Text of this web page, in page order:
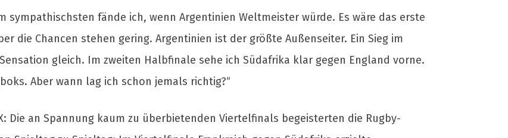
sympathischsten fände ich, wenn Argentinien Weltmeister würde. Es wäre das erste
die Chancen stehen gering. Argentinien ist der größte Außenseiter. Ein Sieg im
gleich. Im zweiten Halbfinale sehe ich Südafrika klar gegen England vorne.
Aber wann lag ich schon jemals richtig?“
Die an Spannung kaum zu überbietenden Viertelfinals begeisterten die Rugby-